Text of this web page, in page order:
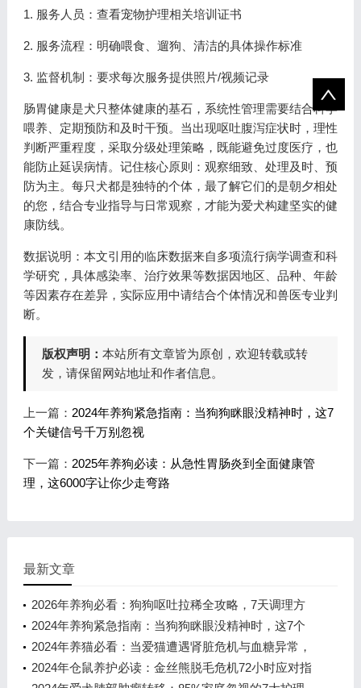
1. 服务人员：查看宠物护理相关培训证书
2. 服务流程：明确喂食、遛狗、清洁的具体操作标准
3. 监督机制：要求每次服务提供照片/视频记录
肠胃健康是犬只整体健康的基石，系统性管理需要结合科学
喂养、定期预防和及时干预。当出现呕吐腹泻症状时，理性
判断严重程度，采取分级处理策略，既能避免过度医疗，也
能防止延误病情。记住核心原则：观察细致、处理及时、预
防为主。每只犬都是独特的个体，最了解它们的是朝夕相处
的您，结合专业指导与日常观察，才能为爱犬构建坚实的健
康防线。
数据说明：本文引用的临床数据来自多项流行病学调查和科
学研究，具体感染率、治疗效果等数据因地区、品种、年龄
等因素存在差异，实际应用中请结合个体情况和兽医专业判
断。
版权声明： 本站所有文章皆为原创，欢迎转载或转
发，请保留网站地址和作者信息。
上一篇： 2024年养狗紧急指南：当狗狗眯眼没精神时，这7
个关键信号千万别忽视
下一篇： 2025年养狗必读：从急性胃肠炎到全面健康管
理，这6000字让你少走弯路
最新文章
2026年养狗必看：狗狗呕吐拉稀全攻略，7天调理方
案拯救玻璃胃
2024年养狗紧急指南：当狗狗眯眼没精神时，这7个
关键信号千万别忽视
2024年养猫必看：当爱猫遭遇肾脏危机与血糖异常，
资深专家教你3步科学应对
2024年仓鼠养护必读：金丝熊脱毛危机72小时应对指